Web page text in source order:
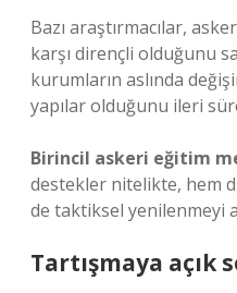
Bazı araştırmacılar,
karşı dirençli olduğunu
kurumların aslında
yapılar olduğunu ileri
Birincil askeri eğitim
destekler nitelikte, hem
de taktiksel yenilenmeyi
Tartışmaya açık